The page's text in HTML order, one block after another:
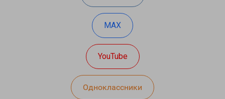
MAX
YouTube
Одноклассники